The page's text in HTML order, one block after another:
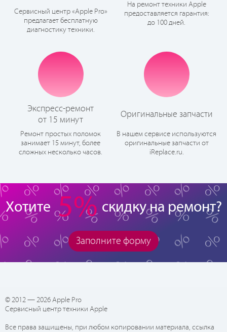
Сервисный центр «Apple Pro»
предлагает бесплатную
диагностику техники.
На ремонт техники Apple
предоставляется гарантия:
до 100 дней.
Экспресс-ремонт
от 15 минут
Ремонт простых поломок
занимает 15 минут, более
сложных несколько часов.
Оригинальные запчасти
В нашем сервисе используются
оригинальные запчасти от
iReplace.ru.
Хотите 5% скидку на ремонт?
Заполните форму
© 2012 — 2026 Apple Pro
Сервисный центр техники Apple
Все права защищены, при любом копировании материала, ссылка